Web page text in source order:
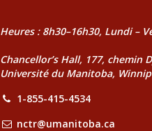
Heures : 8h30–16h30, Lundi –
Chancellor’s Hall, 177, chemin
Université du Manitoba,
1-855-415-4534
nctr@umanitoba.ca